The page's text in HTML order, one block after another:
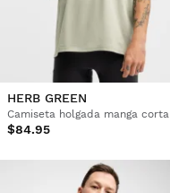
HERB GREEN
$84.95